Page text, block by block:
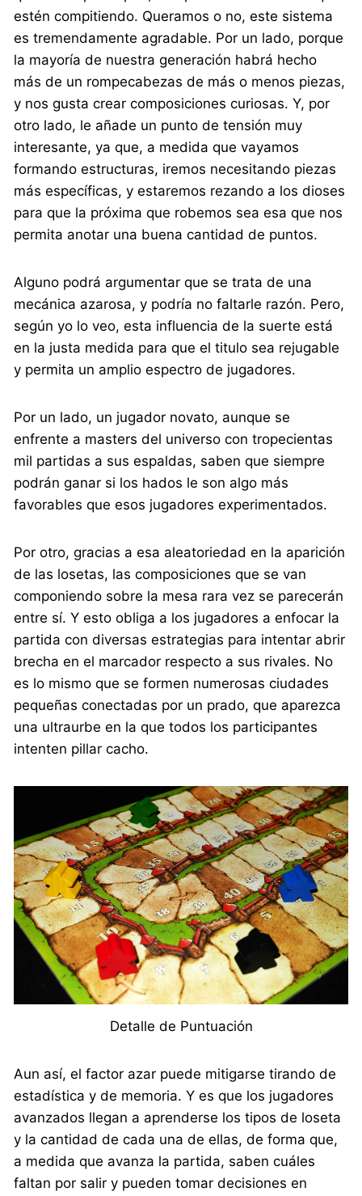
estén compitiendo. Queramos o no, este sistema
es tremendamente agradable. Por un lado, porque
la mayoría de nuestra generación habrá hecho
más de un rompecabezas de más o menos piezas,
y nos gusta crear composiciones curiosas. Y, por
otro lado, le añade un punto de tensión muy
interesante, ya que, a medida que vayamos
formando estructuras, iremos necesitando piezas
más específicas, y estaremos rezando a los dioses
para que la próxima que robemos sea esa que nos
permita anotar una buena cantidad de puntos.
Alguno podrá argumentar que se trata de una
mecánica azarosa, y podría no faltarle razón. Pero,
según yo lo veo, esta influencia de la suerte está
en la justa medida para que el titulo sea rejugable
y permita un amplio espectro de jugadores.
Por un lado, un jugador novato, aunque se
enfrente a masters del universo con tropecientas
mil partidas a sus espaldas, saben que siempre
podrán ganar si los hados le son algo más
favorables que esos jugadores experimentados.
Por otro, gracias a esa aleatoriedad en la aparición
de las losetas, las composiciones que se van
componiendo sobre la mesa rara vez se parecerán
entre sí. Y esto obliga a los jugadores a enfocar la
partida con diversas estrategias para intentar abrir
brecha en el marcador respecto a sus rivales. No
es lo mismo que se formen numerosas ciudades
pequeñas conectadas por un prado, que aparezca
una ultraurbe en la que todos los participantes
intenten pillar cacho.
Detalle de Puntuación
Aun así, el factor azar puede mitigarse tirando de
estadística y de memoria. Y es que los jugadores
avanzados llegan a aprenderse los tipos de loseta
y la cantidad de cada una de ellas, de forma que,
a medida que avanza la partida, saben cuáles
faltan por salir y pueden tomar decisiones en